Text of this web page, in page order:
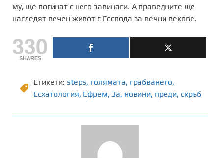
му, ще погинат с него завинаги. А праведните ще
наследят вечен живот с Господа за вечни векове.
330
SHARES
Етикети: steps, голямата, грабването,
Есхатология, Ефрем, Зa, новини, преди, скръб